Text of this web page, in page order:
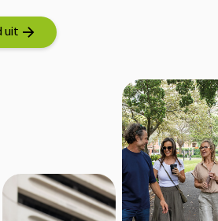
uit